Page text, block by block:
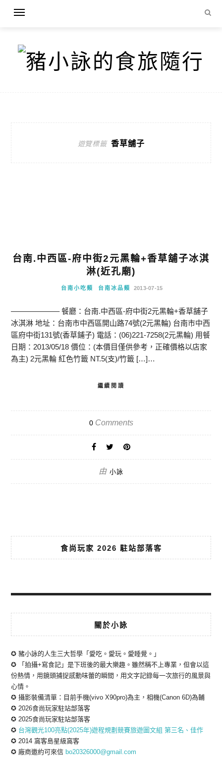
遊覽標籤 香草舖子
台南.中西區-府中街2元黑輪+香草舖子冰淇
淋(近孔廟)
台南小吃類 台南冰品類 2013-07-15
——————– 餐廳：台南.中西區-府中街2元黑輪+香草舖子
冰淇淋 地址：台南市中西區開山路74號(2元黑輪) 台南市中西
區府中街131號(香草鋪子) 電話：(06)221-7258(2元黑輪) 用餐
日期：2013/05/18 價位：(本價目僅供參考，正確價格以店家
為主) 2元黑輪 紅色竹籤 NT.5(支)/竹籤 […]…
繼續閱讀
0Comments
由 小詠
食尚玩家 2026 駐站部落客
關於小詠
✪ 豬小詠的人生三大哲學「愛吃。愛玩。愛睡覺。」
✪ 「拍攝+寫食記」是下班後的最大樂趣。雖然稱不上專業，但會以這
份熱情，用鏡頭捕捉感動味蕾的瞬間，用文字記錄每一次旅行的風景與
心情。
✪ 攝影裝備清單：目前手機(vivo X90pro)為主，相機(Canon 6D)為輔
✪ 2026食尚玩家駐站部落客
✪ 2025食尚玩家駐站部落客
✪ 台灣觀光100亮點(2025年)遊程規劃競賽旅遊圖文組 第三名、佳作
✪ 2014 窩客島星級窩客
✪ 廠商邀約可來信 bo20326000@gmail.com